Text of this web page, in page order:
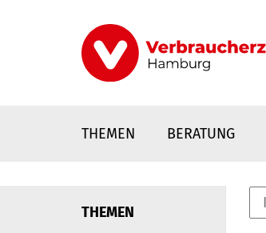
THEMEN BERATUNG
THEMEN